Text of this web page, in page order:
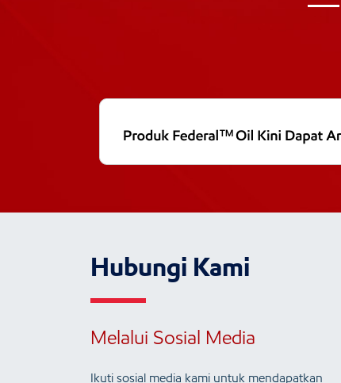
Hubungi Kami
Melalui Sosial Media
Ikuti sosial media kami untuk mendapatkan